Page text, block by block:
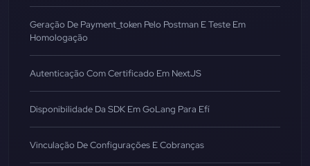
Geração De Payment_token Pelo Postman E Teste Em
Homologação
Autenticação Com Certificado Em NextJS
Disponibilidade Da SDK Em GoLang Para Efí
Vinculação De Configurações E Cobranças